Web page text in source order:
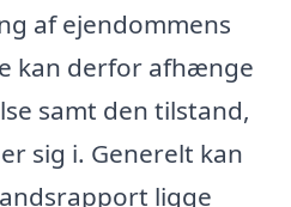
af ejendommens
kan derfor afhænge
samt den tilstand,
sig i. Generelt kan
ligge